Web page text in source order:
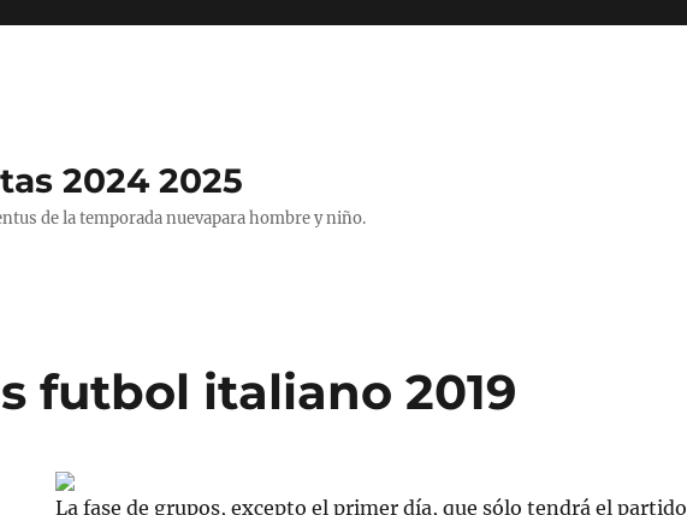
2024 2025
de la temporada nuevapara hombre y niño.
futbol italiano 2019
La fase de grupos, excepto el primer día, que sólo tendrá el partido